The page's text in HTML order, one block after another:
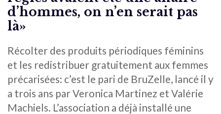
d’hommes, on n’en serait pas
là»
Récolter des produits périodiques féminins
et les redistribuer gratuitement aux femmes
précarisées: c’est le pari de BruZelle, lancé il y
a trois ans par Veronica Martinez et Valérie
Machiels. L’association a déjà installé une